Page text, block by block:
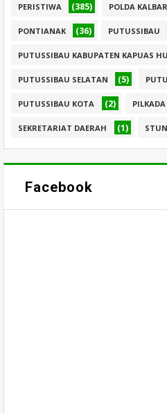
PERISTIWA (385) POLDA KALBAR
PONTIANAK (36) PUTUSSIBAU
PUTUSSIBAU KABUPATEN KAPUAS
PUTUSSIBAU SELATAN (5)
PUTUSSIBAU KOTA (2) PILKADA
SEKRETARIAT DAERAH (1)
Facebook